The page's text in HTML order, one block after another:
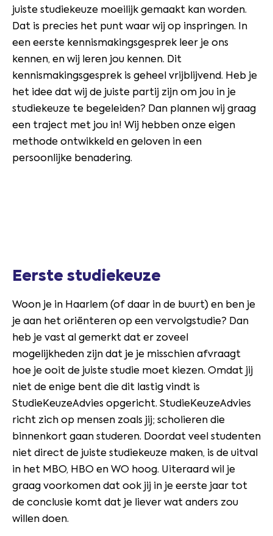
juiste studiekeuze moeilijk gemaakt kan worden.
Dat is precies het punt waar wij op inspringen. In
een eerste kennismakingsgesprek leer je ons
kennen, en wij leren jou kennen. Dit
kennismakingsgesprek is geheel vrijblijvend. Heb je
het idee dat wij de juiste partij zijn om jou in je
studiekeuze te begeleiden? Dan plannen wij graag
een traject met jou in! Wij hebben onze eigen
methode ontwikkeld en geloven in een
persoonlijke benadering.
Eerste studiekeuze
Woon je in Haarlem (of daar in de buurt) en ben je
je aan het oriënteren op een vervolgstudie? Dan
heb je vast al gemerkt dat er zoveel
mogelijkheden zijn dat je je misschien afvraagt
hoe je ooit de juiste studie moet kiezen. Omdat jij
niet de enige bent die dit lastig vindt is
StudieKeuzeAdvies opgericht. StudieKeuzeAdvies
richt zich op mensen zoals jij; scholieren die
binnenkort gaan studeren. Doordat veel studenten
niet direct de juiste studiekeuze maken, is de uitval
in het MBO, HBO en WO hoog. Uiteraard wil je
graag voorkomen dat ook jij in je eerste jaar tot
de conclusie komt dat je liever wat anders zou
willen doen.